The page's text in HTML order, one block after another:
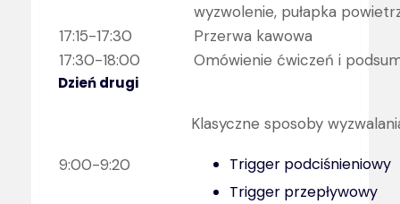
wyzwolenie, pułapka
17:15-17:30
Przerwa kawowa
17:30-18:00
Omówienie ćwiczeń i
Dzień drugi
9:00-9:20
Klasyczne sposoby
Trigger podciśnieniowy
Trigger przepływowy